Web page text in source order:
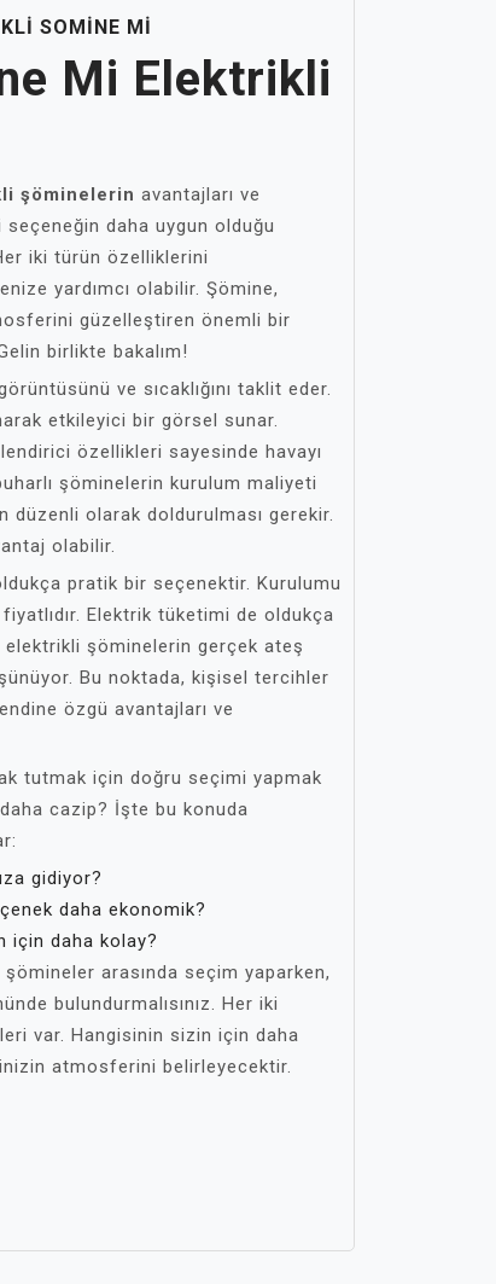
SOMINE MI
Mi Elektrikli
şöminelerin avantajları ve
daha uygun olduğu
iki türün özelliklerini
yardımcı olabilir. Şömine,
güzelleştiren önemli bir
birlikte bakalım!
ve sıcaklığını taklit eder.
etkileyici bir görsel sunar.
özellikleri sayesinde havayı
şöminelerin kurulum maliyeti
düzenli olarak doldurulması gerekir.
olabilir.
pratik bir seçenektir. Kurulumu
Elektrik tüketimi de oldukça
elektrikli şöminelerin gerçek ateş
Bu noktada, kişisel tercihler
özgü avantajları ve
tutmak için doğru seçimi yapmak
cazip? İşte bu konuda
gidiyor?
daha ekonomik?
için daha kolay?
arasında seçim yaparken,
bulundurmalısınız. Her iki
var. Hangisinin sizin için daha
atmosferini belirleyecektir.